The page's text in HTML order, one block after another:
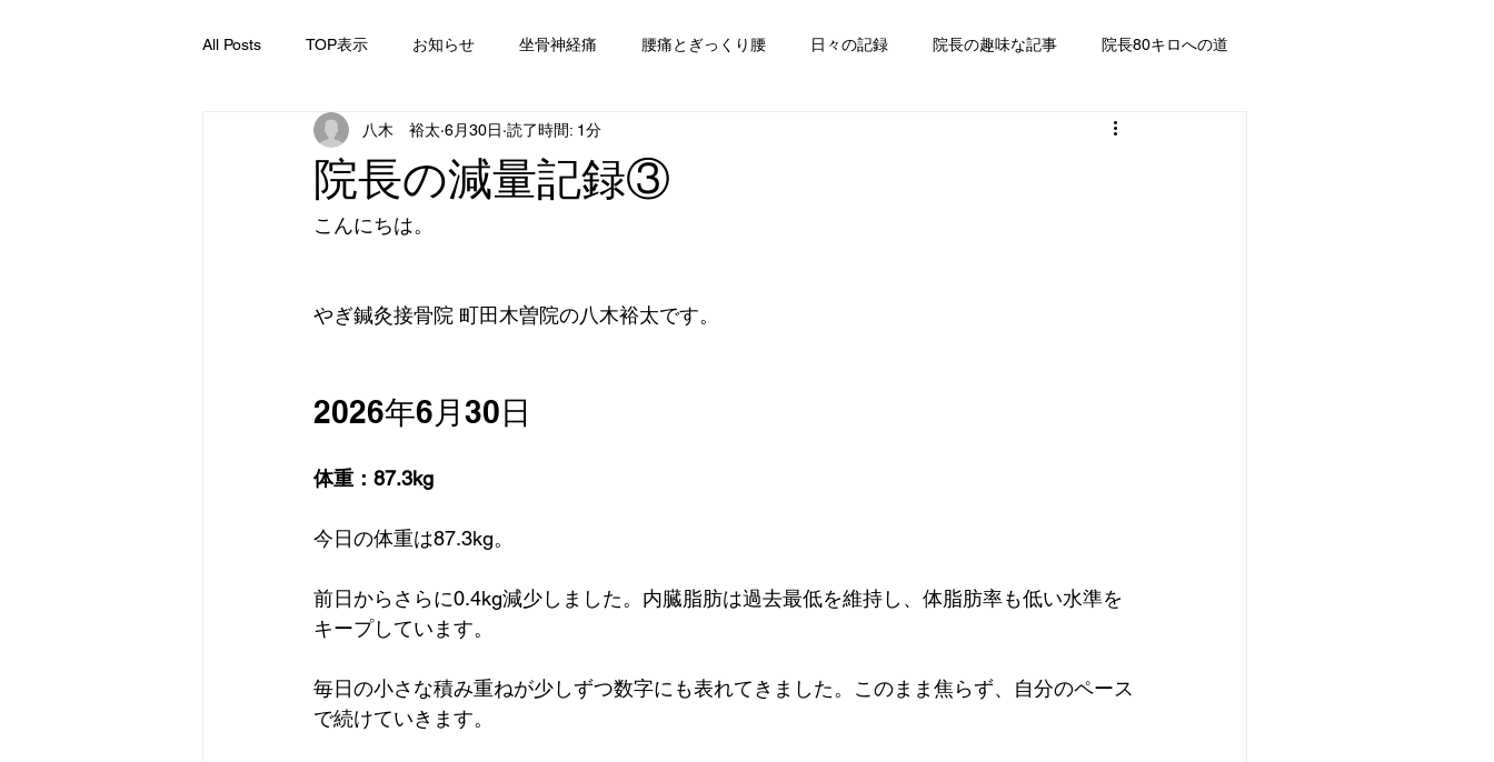
All Posts TOP表示 お知らせ 坐骨神経痛 腰痛とぎっくり腰 日々の記録 院長の趣味な記事 院長80キロへの道
院長の減量記録③
八木 裕太 6月30日 読了時間: 1分
こんにちは。
やぎ鍼灸接骨院 町田木曽院の八木裕太です。
2026年6月30日
体重：87.3kg
今日の体重は87.3kg。
前日からさらに0.4kg減少しました。内臓脂肪は過去最低を維持し、体脂肪率も低い水準を
キープしています。
毎日の小さな積み重ねが少しずつ数字にも表れてきました。このまま焦らず、自分のペース
で続けていきます。